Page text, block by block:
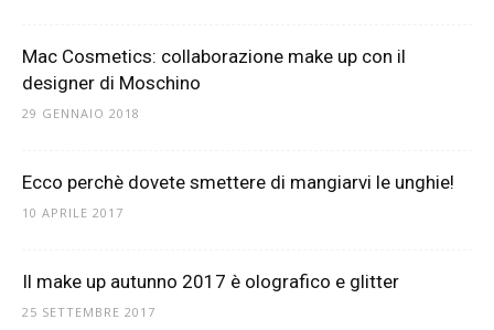
Mac Cosmetics: collaborazione make up con il
designer di Moschino
29 GENNAIO 2018
Ecco perchè dovete smettere di mangiarvi le unghie!
10 APRILE 2017
Il make up autunno 2017 è olografico e glitter
25 SETTEMBRE 2017